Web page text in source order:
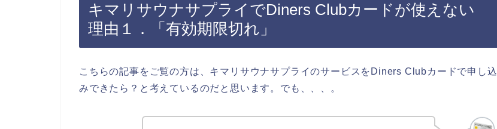
キマリサウナサプライでDiners Clubカードが使えない
理由１．「有効期限切れ」
こちらの記事をご覧の方は、キマリサウナサプライのサービスをDiners Clubカードで申し込
みできたら？と考えているのだと思います。でも、、、。